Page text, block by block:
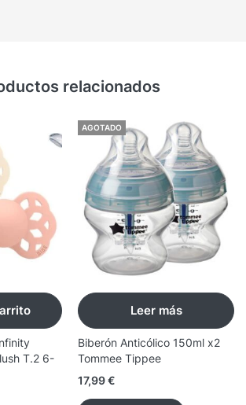
relacionados
T.2 6-
AGOTADO
Leer más
Biberón Anticólico 150ml x2
Tommee Tippee
17,99€